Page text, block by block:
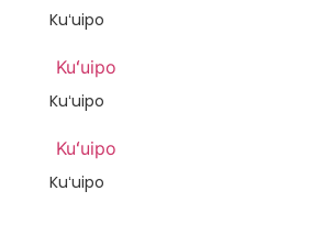
Kuʻuipo
Kuʻuipo
Kuʻuipo